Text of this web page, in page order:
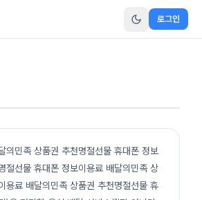
로그인
의민족 상품권 추천명절선물 휴대폰 정보
절선물 휴대폰 정보이용료 배달의민족 상
용료 배달의민족 상품권 추천명절선물 휴